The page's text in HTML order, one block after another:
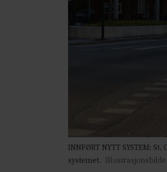
INNFØRT NYTT SYSTEM:
systemet. Illustrasjonsbilde